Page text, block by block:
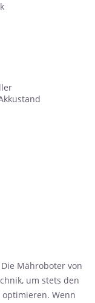
Die Mähroboter von
um stets den
Wenn